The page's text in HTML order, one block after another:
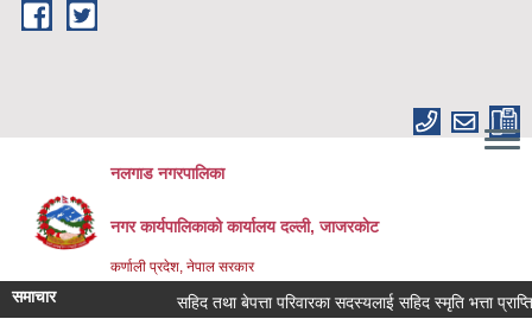
Skip to main content
नलगाड नगरपालिका
नगर कार्यपालिकाको कार्यालय दल्ली, जाजरकाेट
कर्णाली प्रदेश, नेपाल सरकार
समाचार सहिद तथा बेपत्ता परिवारका सदस्यलाई सहिद स्मृति भत्ता प्राप्तिको